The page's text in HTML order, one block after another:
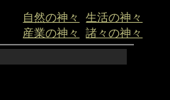
自然の神々
生活の神々
産業の神々
諸々の神々